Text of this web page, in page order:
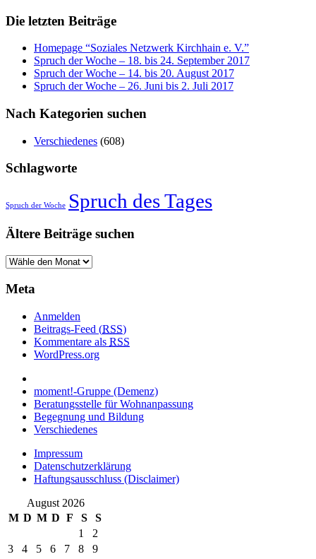
Die letzten Beiträge
Homepage “Soziales Netzwerk Kirchhain e. V.”
Spruch der Woche – 18. bis 24. September 2017
Spruch der Woche – 14. bis 20. August 2017
Spruch der Woche – 26. Juni bis 2. Juli 2017
Nach Kategorien suchen
Verschiedenes (608)
Schlagworte
Spruch der Woche Spruch des Tages
Ältere Beiträge suchen
Meta
Anmelden
Beitrags-Feed (RSS)
Kommentare als RSS
WordPress.org
moment!-Gruppe (Demenz)
Beratungsstelle für Wohnanpassung
Begegnung und Bildung
Verschiedenes
Impressum
Datenschutzerklärung
Haftungsausschluss (Disclaimer)
August 2026
M D M D F S
S
1
2
3
4 5 6 7 8
9